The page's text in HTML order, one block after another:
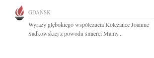
GDAŃSK
Wyrazy głębokiego współczucia Koleżance Joannie
Sadkowskiej z powodu śmierci Mamy...